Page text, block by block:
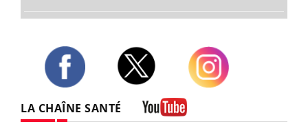
LA CHAÎNE SANTÉ